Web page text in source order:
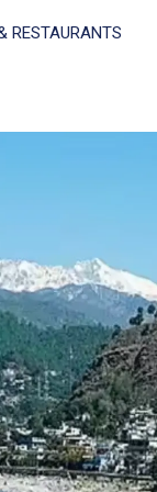
RESTAURANTS